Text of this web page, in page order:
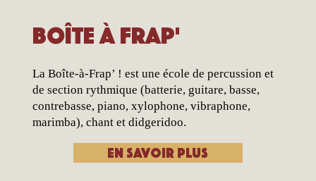
Boîte à Frap'
La Boîte-à-Frap’ ! est une école de percussion et
de section rythmique (batterie, guitare, basse,
contrebasse, piano, xylophone, vibraphone,
marimba), chant et didgeridoo.
En savoir plus